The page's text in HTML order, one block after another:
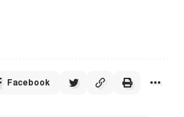
Facebook